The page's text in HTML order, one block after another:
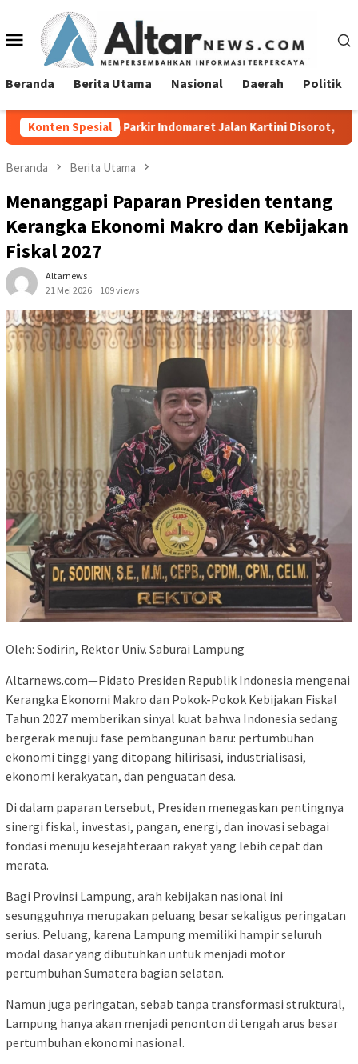
konten Menu
Mobile
Beranda Berita Utama Nasional Daerah Politik
Konten Spesial
Indomaret Jalan Kartini Disorot, Pemkot Bandar Lampung
Beranda Berita Utama
Menanggapi Paparan Presiden tentang
Kerangka Ekonomi Makro dan Kebijakan
Fiskal 2027
Altarnews
21 Mei 2026
109 views
Oleh: Sodirin, Rektor Univ. Saburai Lampung
Altarnews.com—Pidato Presiden Republik Indonesia mengenai
Kerangka Ekonomi Makro dan Pokok-Pokok Kebijakan Fiskal
Tahun 2027 memberikan sinyal kuat bahwa Indonesia sedang
bergerak menuju fase pembangunan baru: pertumbuhan
ekonomi tinggi yang ditopang hilirisasi, industrialisasi,
ekonomi kerakyatan, dan penguatan desa.
Di dalam paparan tersebut, Presiden menegaskan pentingnya
sinergi fiskal, investasi, pangan, energi, dan inovasi sebagai
fondasi menuju kesejahteraan rakyat yang lebih cepat dan
merata.
Bagi Provinsi Lampung, arah kebijakan nasional ini
sesungguhnya merupakan peluang besar sekaligus peringatan
serius. Peluang, karena Lampung memiliki hampir seluruh
modal dasar yang dibutuhkan untuk menjadi motor
pertumbuhan Sumatera bagian selatan.
Namun juga peringatan, sebab tanpa transformasi struktural,
Lampung hanya akan menjadi penonton di tengah arus besar
pertumbuhan ekonomi nasional.